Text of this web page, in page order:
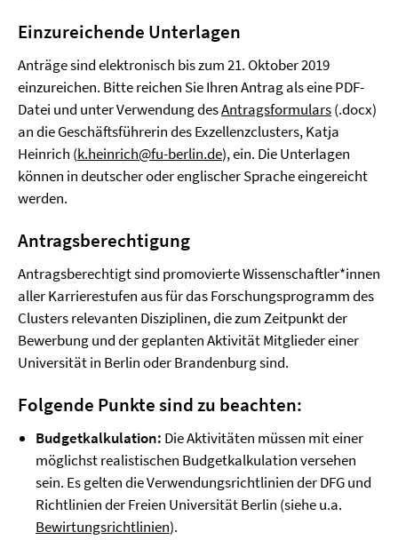
Einzureichende Unterlagen
Anträge sind elektronisch bis zum 21. Oktober 2019
einzureichen. Bitte reichen Sie Ihren Antrag als eine PDF-
Datei und unter Verwendung desAntragsformulars(.docx)
an die Geschäftsführerin des Exzellenzclusters, Katja
Heinrich (k.heinrich@fu-berlin.de), ein. Die Unterlagen
können in deutscher oder englischer Sprache eingereicht
werden.
Antragsberechtigung
Antragsberechtigt sind promovierte Wissenschaftler*innen
aller Karrierestufen aus für das Forschungsprogramm des
Clusters relevanten Disziplinen, die zum Zeitpunkt der
Bewerbung und der geplanten Aktivität Mitglieder einer
Universität in Berlin oder Brandenburg sind.
Folgende Punkte sind zu beachten:
Budgetkalkulation: Die Aktivitäten müssen mit einer
möglichst realistischen Budgetkalkulation versehen
sein. Es gelten die Verwendungsrichtlinien der DFG und
Richtlinien der Freien Universität Berlin (siehe u.a.
Bewirtungsrichtlinien).